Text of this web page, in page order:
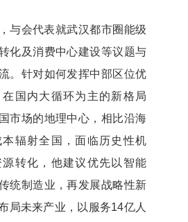
会代表就武汉都市圈能级
化及消费中心建设等议题与
。针对如何发挥中部区位优
国内大循环为主的新格局
市场的地理中心，相比沿海
辐射全国，面临历史性机
转化，他建议优先以智能
统制造业，再发展战略性新
局未来产业，以服务14亿人